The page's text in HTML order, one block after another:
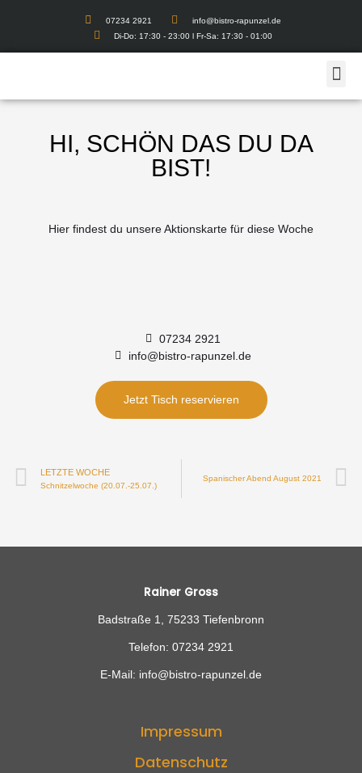
07234 2921
info@bistro-rapunzel.de
Di-Do: 17:30 - 23:00 l Fr-Sa: 17:30 - 01:00
HI, SCHÖN DAS DU DA
BIST!
Hier findest du unsere Aktionskarte für diese Woche
07234 2921
info@bistro-rapunzel.de
Jetzt Tisch reservieren
LETZTE WOCHE
Schnitzelwoche (20.07.-25.07.)
Spanischer Abend August 2021
Rainer Gross
Badstraße 1, 75233 Tiefenbronn
Telefon: 07234 2921
E-Mail: info@bistro-rapunzel.de
Impressum
Datenschutz